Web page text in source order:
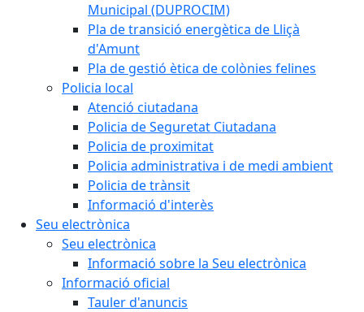
Municipal (DUPROCIM)
Pla de transició energètica de Lliçà
d'Amunt
Pla de gestió ètica de colònies felines
Policia local
Atenció ciutadana
Policia de Seguretat Ciutadana
Policia de proximitat
Policia administrativa i de medi ambient
Policia de trànsit
Informació d'interès
Seu electrònica
Seu electrònica
Informació sobre la Seu electrònica
Informació oficial
Tauler d'anuncis